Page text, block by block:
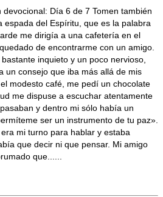
Día 6 de 7 Tomen también
espada del Espíritu, que es la palabra
me dirigía a una cafetería en el
de encontrarme con un amigo.
inquieto y un poco nervioso,
un consejo que iba más allá de mis
modesto café, me pedí un chocolate
me dispuse a escuchar atentamente
y dentro mi sólo había un
ser un instrumento de tu paz».
mi turno para hablar y estaba
que decir ni que pensar. Mi amigo
que......